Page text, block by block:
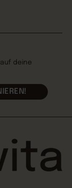
auf deine